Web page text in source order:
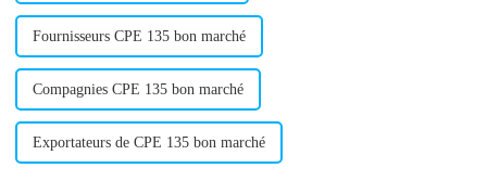
Fournisseurs CPE 135 bon marché
Compagnies CPE 135 bon marché
Exportateurs de CPE 135 bon marché